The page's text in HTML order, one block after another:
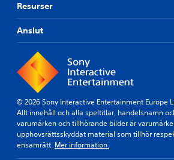
Resurser
Anslut
© 2026 Sony Interactive Entertainment Europe
Allt innehåll och alla speltitlar, handelsnamn
varumärken och tillhörande bilder är
upphovsrättsskyddat material som tillhör
ensamrätt. Mer information.